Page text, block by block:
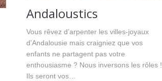
Andaloustics
Vous rêvez d’arpenter les villes-joyaux
d’Andalousie mais craigniez que vos
enfants ne partagent pas votre
enthousiasme ? Nous inversons les rôles !
Ils seront vos…